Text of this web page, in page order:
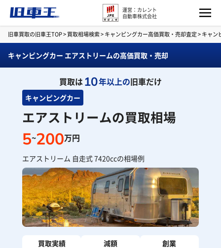
運営：カレント
自動車株式会社
旧車買取の旧車王TOP>買取相場検索>キャンピングカー高価買取・売却査定>キャン
キャンピングカー エアストリームの高価買取・売却
買取は10年以上の旧車だけ
キャンピングカー
エアストリームの買取相場
5~200万円
エアストリーム 自走式 7420ccの相場例
買取実績 減額 創業